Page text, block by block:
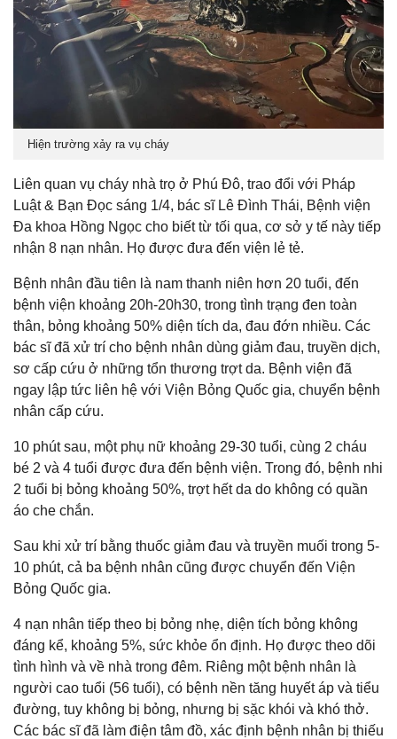
Hiện trường xảy ra vụ cháy
Liên quan vụ cháy nhà trọ ở Phú Đô, trao đổi với Pháp
Luật & Bạn Đọc sáng 1/4, bác sĩ Lê Đình Thái, Bệnh viện
Đa khoa Hồng Ngọc cho biết từ tối qua, cơ sở y tế này tiếp
nhận 8 nạn nhân. Họ được đưa đến viện lẻ tẻ.
Bệnh nhân đầu tiên là nam thanh niên hơn 20 tuổi, đến
bệnh viện khoảng 20h-20h30, trong tình trạng đen toàn
thân, bỏng khoảng 50% diện tích da, đau đớn nhiều. Các
bác sĩ đã xử trí cho bệnh nhân dùng giảm đau, truyền dịch,
sơ cấp cứu ở những tổn thương trợt da. Bệnh viện đã
ngay lập tức liên hệ với Viện Bỏng Quốc gia, chuyển bệnh
nhân cấp cứu.
10 phút sau, một phụ nữ khoảng 29-30 tuổi, cùng 2 cháu
bé 2 và 4 tuổi được đưa đến bệnh viện. Trong đó, bệnh nhi
2 tuổi bị bỏng khoảng 50%, trợt hết da do không có quần
áo che chắn.
Sau khi xử trí bằng thuốc giảm đau và truyền muối trong 5-
10 phút, cả ba bệnh nhân cũng được chuyển đến Viện
Bỏng Quốc gia.
4 nạn nhân tiếp theo bị bỏng nhẹ, diện tích bỏng không
đáng kể, khoảng 5%, sức khỏe ổn định. Họ được theo dõi
tình hình và về nhà trong đêm. Riêng một bệnh nhân là
người cao tuổi (56 tuổi), có bệnh nền tăng huyết áp và tiểu
đường, tuy không bị bỏng, nhưng bị sặc khói và khó thở.
Các bác sĩ đã làm điện tâm đồ, xác định bệnh nhân bị thiếu